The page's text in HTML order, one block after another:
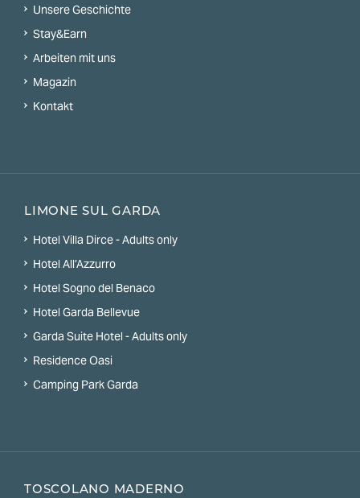
Unsere Geschichte
Stay&Earn
Arbeiten mit uns
Magazin
Kontakt
LIMONE SUL GARDA
Hotel Villa Dirce - Adults only
Hotel All’Azzurro
Hotel Sogno del Benaco
Hotel Garda Bellevue
Garda Suite Hotel - Adults only
Residence Oasi
Camping Park Garda
TOSCOLANO MADERNO